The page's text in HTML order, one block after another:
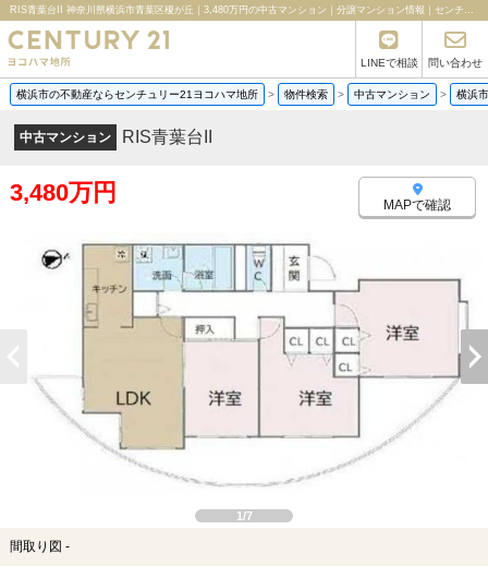
RIS青葉台II 神奈川県横浜市青葉区榎が丘｜3,480万円の中古マンション｜分譲マンション情報｜センチュリー21ヨコハマ地所
LINEで相談 問い合わせ
横浜市の不動産ならセンチュリー21ヨコハマ地所 > 物件検索 > 中古マンション > 横浜
中古マンション RIS青葉台II
3,480万円 MAPで確認
1/7
間取り図 -